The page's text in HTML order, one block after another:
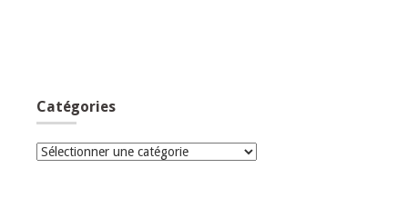
Catégories
Catégories